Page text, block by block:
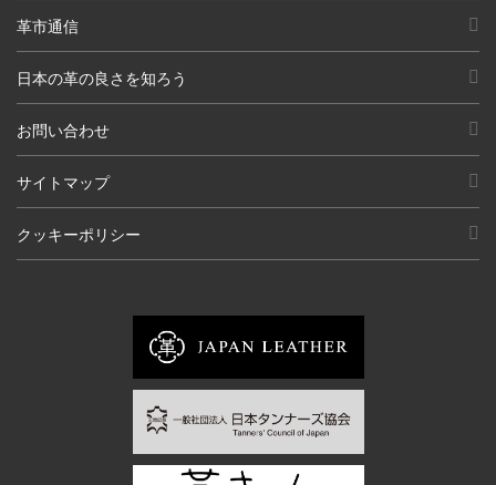
革市通信
日本の革の良さを知ろう
お問い合わせ
サイトマップ
クッキーポリシー